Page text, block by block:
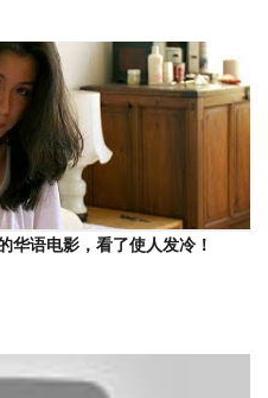
华语电影，看了使人发冷！